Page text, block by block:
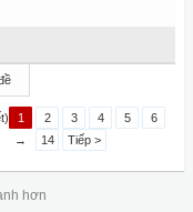
1 2 3 4 5
6
→
14 Tiếp >
hơn